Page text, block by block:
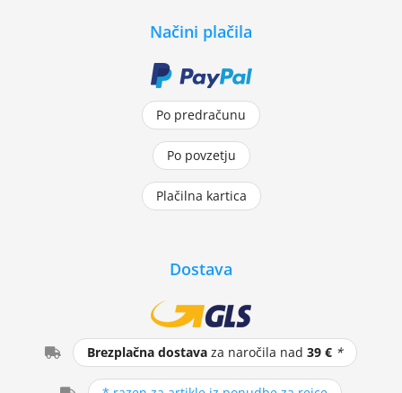
Načini plačila
Po predračunu
Po povzetju
Plačilna kartica
Dostava
Brezplačna dostava za naročila nad39 € *